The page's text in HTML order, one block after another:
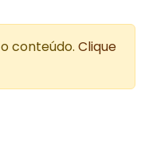
conteúdo. Clique